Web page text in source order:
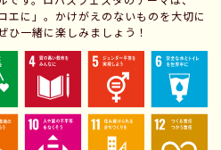
エに」。かけがえのないものを大切に
ひ一緒に楽しみましょう！